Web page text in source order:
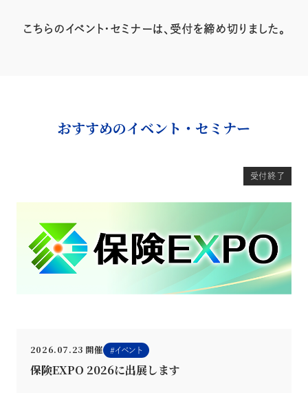
こちらのイベント・セミナーは、受付を締め切りました。
おすすめのイベント・セミナー
受付終了
2026.07.23 開催 イベント
保険EXPO 2026に出展します